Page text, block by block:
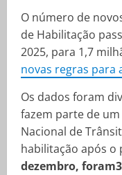
O número de
de Habilitação
2025, para 1,7
novas regras para
Os dados foram
fazem parte de
Nacional de
habilitação após o
dezembro,